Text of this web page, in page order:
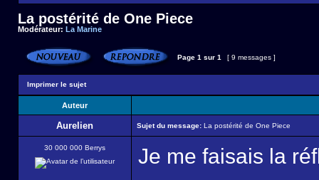
La postérité de One Piece
Modérateur: La Marine
Page 1 sur 1 [ 9 messages ]
Imprimer le sujet
Auteur
Aurelien Sujet du message: La postérité de One Piece
30 000 000 Berrys Je me faisais la